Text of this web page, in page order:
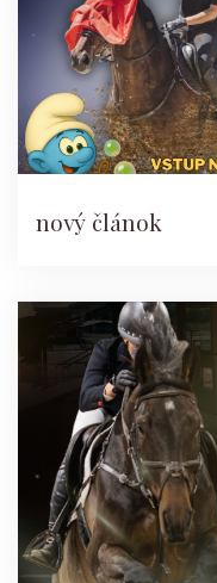
nový článok